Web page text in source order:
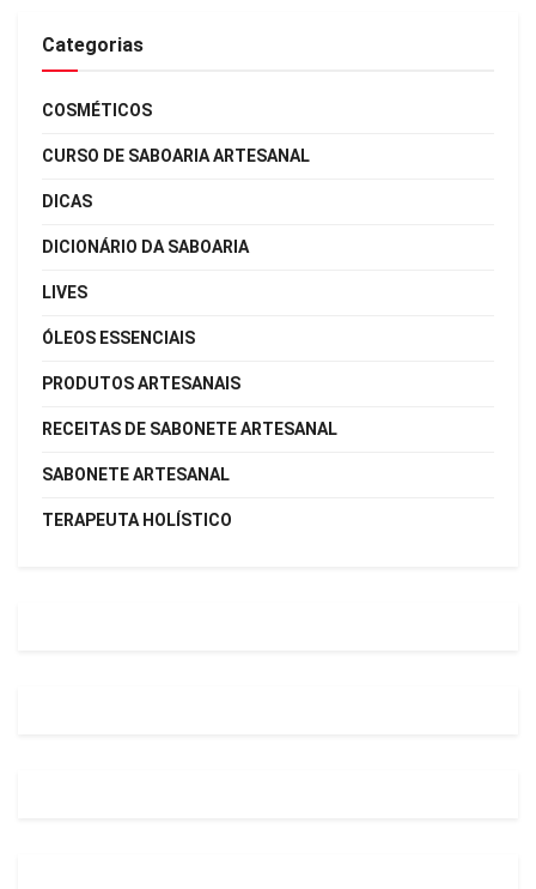
Categorias
COSMÉTICOS
CURSO DE SABOARIA ARTESANAL
DICAS
DICIONÁRIO DA SABOARIA
LIVES
ÓLEOS ESSENCIAIS
PRODUTOS ARTESANAIS
RECEITAS DE SABONETE ARTESANAL
SABONETE ARTESANAL
TERAPEUTA HOLÍSTICO